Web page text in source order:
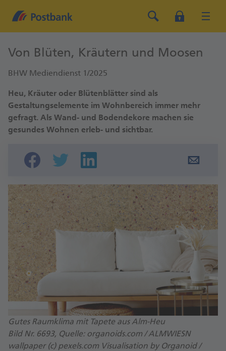
Von Blüten, Kräutern und Moosen
BHW Mediendienst 1/2025
Heu, Kräuter oder Blütenblätter sind als
Gestaltungselemente im Wohnbereich immer mehr
gefragt. Als Wand- und Bodendekore machen sie
gesundes Wohnen erleb- und sichtbar.
Gutes Raumklima mit Tapete aus Alm-Heu
Bild Nr. 6693, Quelle: organoids.com / ALMWIESN
wallpaper (c) pexels.com Visualisation by Organoid /